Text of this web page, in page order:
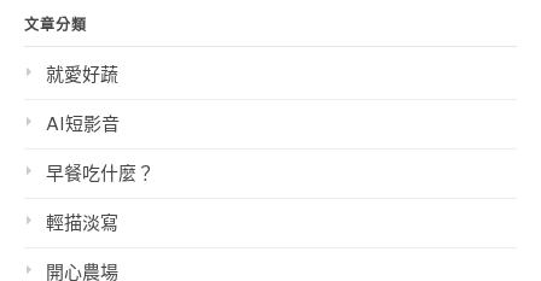
文章分類
就愛好蔬
AI短影音
早餐吃什麼？
輕描淡寫
開心農場